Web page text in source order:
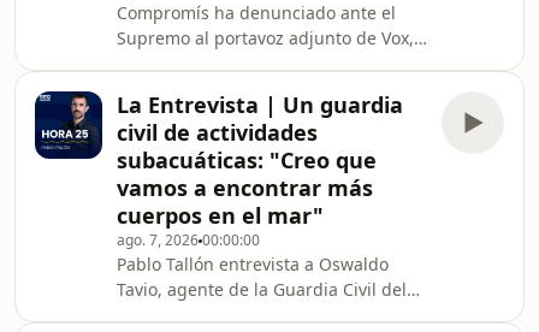
Compromís ha denunciado ante el
Supremo al portavoz adjunto de Vox,
odio por hablar de "cazar" y "pescar"
a los migrantes llegados a Ceuta. Lo
cuenta Julia Molina.
La Entrevista | Un guardia
civil de actividades
subacuáticas: "Creo que
vamos a encontrar más
cuerpos en el mar"
ago. 7, 202600:00:00
Pablo Tallón entrevista a Oswaldo
Tavio, agente de la Guardia Civil del